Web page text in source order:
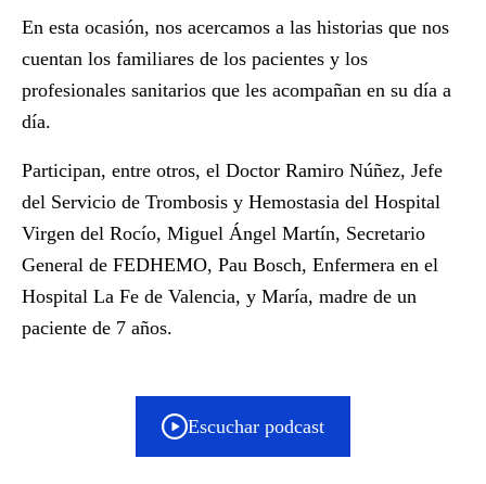
En esta ocasión, nos acercamos a las historias que nos
cuentan los familiares de los pacientes y los
profesionales sanitarios que les acompañan en su día a
día.
Participan, entre otros, el Doctor Ramiro Núñez, Jefe
del Servicio de Trombosis y Hemostasia del Hospital
Virgen del Rocío, Miguel Ángel Martín, Secretario
General de FEDHEMO, Pau Bosch, Enfermera en el
Hospital La Fe de Valencia, y María, madre de un
paciente de 7 años.
Escuchar podcast